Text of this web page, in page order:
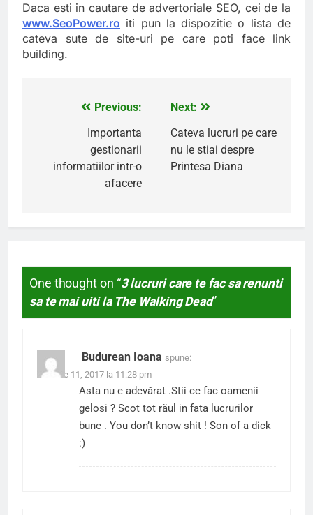
Daca esti in cautare de advertoriale SEO, cei de la
www.SeoPower.ro iti pun la dispozitie o lista de
cateva sute de site-uri pe care poti face link
building.
Navigare
articole
Previous:
Importanta
gestionarii
informatiilor intr-o
afacere
Next:
Cateva lucruri pe care
nu le stiai despre
Printesa Diana
One thought on “3 lucruri care te fac sa renunti
sa te mai uiti la The Walking Dead”
Budurean Ioana spune:
ianuarie 11, 2017 la 11:28 pm
Asta nu e adevărat .Stii ce fac oamenii
gelosi ? Scot tot răul in fata lucrurilor
bune . You don’t know shit ! Son of a dick
:)